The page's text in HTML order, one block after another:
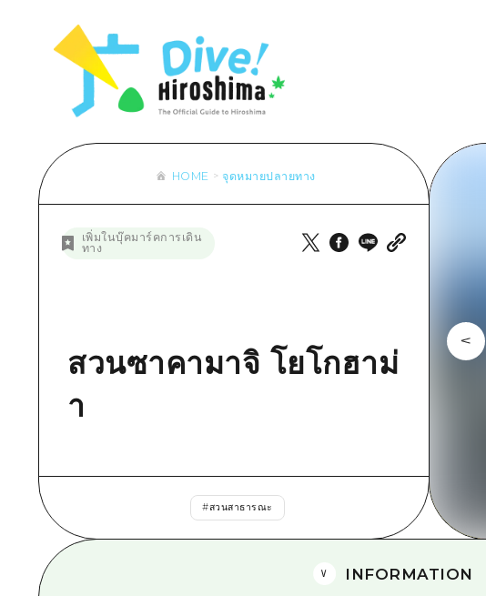
รายการ
คำแนะนำ
สถา
มรดก
ฮิ
ความแ
ตั๋วเที่ยว
บริการ
รายการ
อาหารรสเลิศ / สุรา
การปั่นจักรยาน
ช้อปปิ้ง
กีฬา ประวัติศาสตร์ / วัฒ
ธรรมชาติ
รายการ
คู่มือ Dive! Hiroshima
ฮิโรชิม่า โมชิ โมชิ ทราเวล
เกโฮค
บริเวณรอบๆ
บริเวณร
บิโฮคุ
รายการ
เข้าถึงเข้าถึง
สรุปการจราจรรอง
ความแออัดของสิ่งอำนวยความสะดวก
ตั๋วเที่ยวคุ้มค่าตั๋วเที่ยวคุ้มค่า
บริการรับฝากและจัดส่งสัมภาระ
ฮิโรชิม่า ฟรี
ไกด์อาสาสมั
วิดีโอฮิโรชิม่า
HOME จุดหมายปลายทาง
เพิ่มในบุ๊คมาร์คการเดิน
ทาง
สวนซาคามาจิ โยโกฮาม่
า
#สวนสาธารณะ
INFORMATION